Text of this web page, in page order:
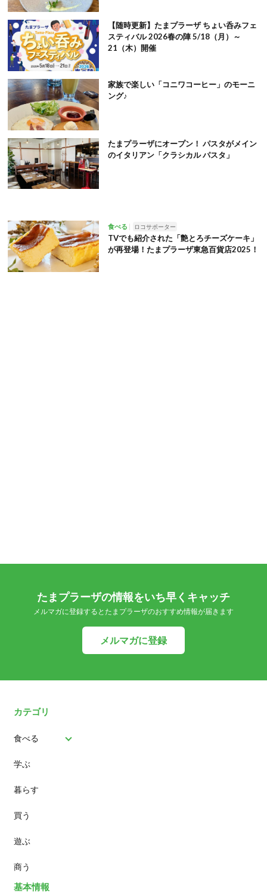
【随時更新】たまプラーザ ちょい呑みフェ
スティバル 2026春の陣 5/18（月）～
21（木）開催
家族で楽しい「コニワコーヒー」のモーニ
ング♪
たまプラーザにオープン！ パスタがメイン
のイタリアン「クラシカル パスタ」
食べる ロコサポーター
TVでも紹介された「艶とろチーズケーキ」
が再登場！たまプラーザ東急百貨店2025！
たまプラーザの情報をいち早くキャッチ
メルマガに登録するとたまプラーザのおすすめ情報が届きます
メルマガに登録
カテゴリ
食べる
パン
スイーツ
ランチ
カフェ
学ぶ
暮らす
買う
遊ぶ
商う
基本情報